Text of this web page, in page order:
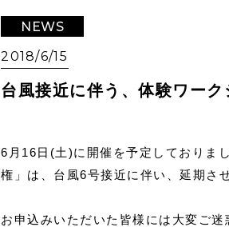
2018/6/15
台風接近に伴う、体験ワー
NEWS
6月16日(土)に開催を予定しておりま
権」は、台風6号接近に伴い、延期さ
お申込みいただいた皆様には大変ご